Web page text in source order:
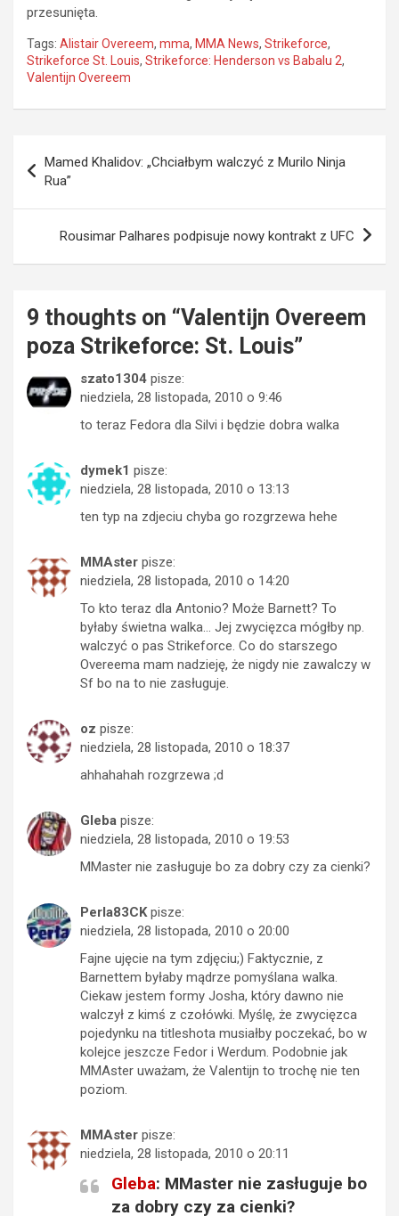
przesunięta.
Tags: Alistair Overeem, mma, MMA News, Strikeforce,
Strikeforce St. Louis, Strikeforce: Henderson vs Babalu 2,
Valentijn Overeem
wpisu
Mamed Khalidov: „Chciałbym walczyć z Murilo Ninja
Rua”
Rousimar Palhares podpisuje nowy kontrakt z UFC
9 thoughts on “Valentijn Overeem
poza Strikeforce: St. Louis”
szato1304 pisze:
niedziela, 28 listopada, 2010 o 9:46
to teraz Fedora dla Silvi i będzie dobra walka
dymek1 pisze:
niedziela, 28 listopada, 2010 o 13:13
ten typ na zdjeciu chyba go rozgrzewa hehe
MMAster pisze:
niedziela, 28 listopada, 2010 o 14:20
To kto teraz dla Antonio? Może Barnett? To
byłaby świetna walka… Jej zwycięzca mógłby np.
walczyć o pas Strikeforce. Co do starszego
Overeema mam nadzieję, że nigdy nie zawalczy w
Sf bo na to nie zasługuje.
oz pisze:
niedziela, 28 listopada, 2010 o 18:37
ahhahahah rozgrzewa ;d
Gleba pisze:
niedziela, 28 listopada, 2010 o 19:53
MMaster nie zasługuje bo za dobry czy za cienki?
Perla83CK pisze:
niedziela, 28 listopada, 2010 o 20:00
Fajne ujęcie na tym zdjęciu;) Faktycznie, z
Barnettem byłaby mądrze pomyślana walka.
Ciekaw jestem formy Josha, który dawno nie
walczył z kimś z czołówki. Myślę, że zwycięzca
pojedynku na titleshota musiałby poczekać, bo w
kolejce jeszcze Fedor i Werdum. Podobnie jak
MMAster uważam, że Valentijn to trochę nie ten
poziom.
MMAster pisze:
niedziela, 28 listopada, 2010 o 20:11
Gleba: MMaster nie zasługuje bo
za dobry czy za cienki?